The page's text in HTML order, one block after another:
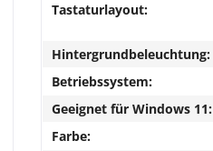
Tastaturlayout:
Hintergrundbeleuchtung:
Betriebssystem:
Geeignet für Windows 11:
Farbe: